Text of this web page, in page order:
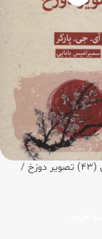
ادبیات پلیسی (43) تصویر دوزخ /